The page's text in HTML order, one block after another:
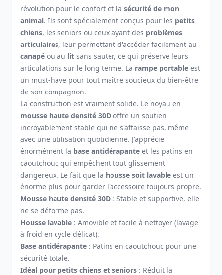
révolution pour le confort et la sécurité de mon
animal. Ils sont spécialement conçus pour les petits
chiens, les seniors ou ceux ayant des problèmes
articulaires, leur permettant d'accéder facilement au
canapé ou au lit sans sauter, ce qui préserve leurs
articulations sur le long terme. La rampe portable est
un must-have pour tout maître soucieux du bien-être
de son compagnon.
La construction est vraiment solide. Le noyau en
mousse haute densité 30D offre un soutien
incroyablement stable qui ne s'affaisse pas, même
avec une utilisation quotidienne. J'apprécie
énormément la base antidérapante et les patins en
caoutchouc qui empêchent tout glissement
dangereux. Le fait que la housse soit lavable est un
énorme plus pour garder l'accessoire toujours propre.
Mousse haute densité 30D : Stable et supportive, elle
ne se déforme pas.
Housse lavable : Amovible et facile à nettoyer (lavage
à froid en cycle délicat).
Base antidérapante : Patins en caoutchouc pour une
sécurité totale.
Idéal pour petits chiens et seniors : Réduit la